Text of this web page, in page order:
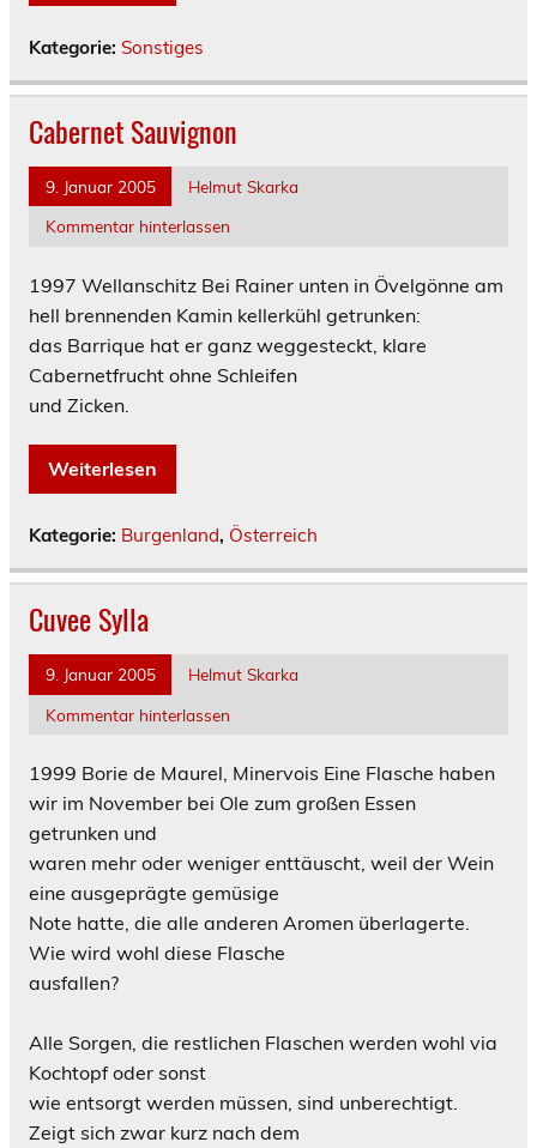
Kategorie: Sonstiges
Cabernet Sauvignon
9. Januar 2005
Helmut Skarka
Kommentar hinterlassen
1997 Wellanschitz Bei Rainer unten in Övelgönne am
hell brennenden Kamin kellerkühl getrunken:
das Barrique hat er ganz weggesteckt, klare
Cabernetfrucht ohne Schleifen
und Zicken.
Weiterlesen
Kategorie: Burgenland, Österreich
Cuvee Sylla
9. Januar 2005
Helmut Skarka
Kommentar hinterlassen
1999 Borie de Maurel, Minervois Eine Flasche haben
wir im November bei Ole zum großen Essen
getrunken und
waren mehr oder weniger enttäuscht, weil der Wein
eine ausgeprägte gemüsige
Note hatte, die alle anderen Aromen überlagerte.
Wie wird wohl diese Flasche
ausfallen?
Alle Sorgen, die restlichen Flaschen werden wohl via
Kochtopf oder sonst
wie entsorgt werden müssen, sind unberechtigt.
Zeigt sich zwar kurz nach dem